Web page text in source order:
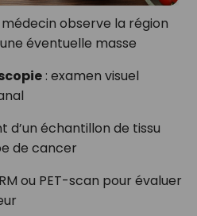
observe la région
éventuelle masse
: examen visuel
d’un échantillon de tissu
de cancer
ou PET-scan pour évaluer